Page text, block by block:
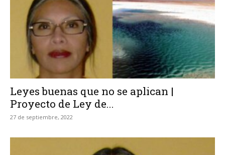
Leyes buenas que no se aplican |
Proyecto de Ley de...
27 de septiembre, 2022